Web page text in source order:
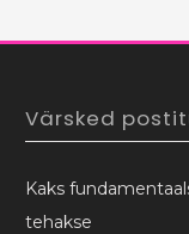
Värsked
Kaks
tehakse